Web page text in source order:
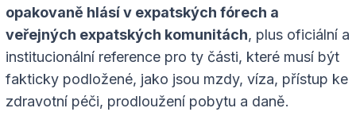
opakovaně hlásí v expatských fórech a
veřejných expatských komunitách, plus oficiální a
institucionální reference pro ty části, které musí být
fakticky podložené, jako jsou mzdy, víza, přístup ke
zdravotní péči, prodloužení pobytu a daně.